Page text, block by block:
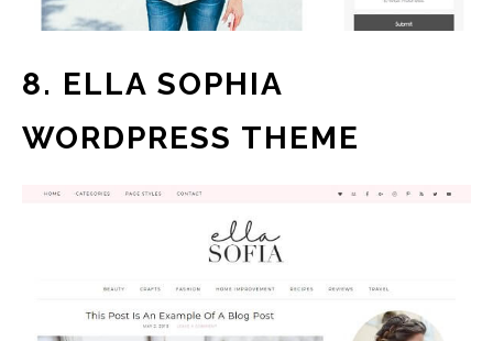
8. ELLA SOPHIA
WORDPRESS THEME